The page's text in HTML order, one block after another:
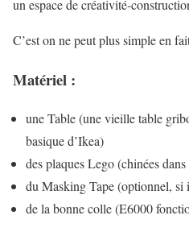
un espace de créativité-
C’est on ne peut plus simple en
Matériel :
une Table (une vieille table
basique d’Ikea)
des plaques Lego (chinées
du Masking Tape (optionnel, si
de la bonne colle (E6000